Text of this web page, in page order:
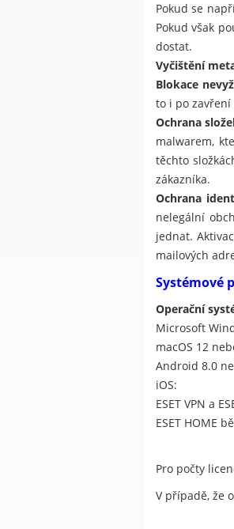
Pokud se
Pokud však
dostat.
Vyčištění
Blokace
to i po zavření
Ochrana
malwarem,
těchto
zákazníka.
Ochrana
nelegální
jednat.
mailových
Systémové
Operační
Microsoft
macOS 12
Android 8.0
iOS:
ESET VPN a
ESET HOME
Pro počty
V případě, že